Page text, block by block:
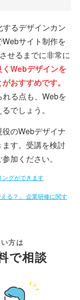
るデザインカン
サイト制作を
せるまでに非常に
くWebデザインを
おすすめです。
る点も、Webを
でしょう。
のWebデザイナ
す。受講を検討
加ください。
ングができます
る？」 企業研修に関す
方は
で相談